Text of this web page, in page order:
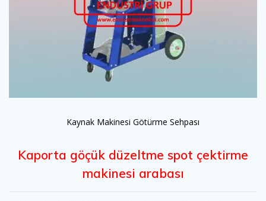
Kaynak Makinesi Götürme Sehpası
Kaporta göçük düzeltme spot çektirme
makinesi arabası